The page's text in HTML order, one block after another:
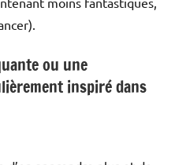
ou une
inspiré dans